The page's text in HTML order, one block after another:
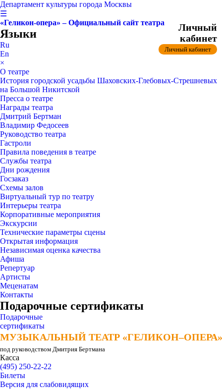
Департамент культуры города Москвы
☰
«Геликон-опера» – Официальный сайт театра
Языки
Ru
En
×
О театре
История городской усадьбы Шаховских-Глебовых-Стрешневых
на Большой Никитской
Пресса о театре
Награды театра
Дмитрий Бертман
Владимир Федосеев
Руководство театра
Гастроли
Правила поведения в театре
Службы театра
Дни рождения
Госзаказ
Схемы залов
Виртуальный тур по театру
Интерьеры театра
Корпоративные мероприятия
Экскурсии
Технические параметры сцены
Открытая информация
Независимая оценка качества
Афиша
Репертуар
Артисты
Меценатам
Контакты
Подарочные сертификаты
Подарочные
сертификаты
МУЗЫКАЛЬНЫЙ ТЕАТР «ГЕЛИКОН–ОПЕРА»
МУЗЫКАЛЬНЫЙ ТЕАТР «ГЕЛИКОН–ОПЕРА»
под руководством Дмитрия Бертмана
Касса
(495) 250-22-22
Личный
кабинет
Личный кабинет
Билеты
Версия для слабовидящих